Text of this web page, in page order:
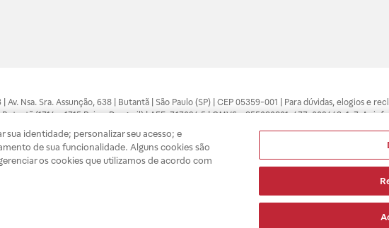
Av. Nsa. Sra. Assunção, 638 | Butantã | São Paulo (SP) | CEP 05359-001 | Para dúvidas, elogios e
(1714 e 1715 Raia e Drogasil) | AFE: 7.17094.5 | CMVS - 355030801-477-002443-1-7. As
pelo profissional da área médica. Somente o médico está apto a diagnosticar qualquer
divulgados no site são válidos apenas para compras feitas pela internet. Maiores
que você possa realizar suas compras com tranquilidade. A privacidade e a segurança dos
nosso estoque.
identidade; personalizar seu acesso; e
de sua funcionalidade. Alguns cookies são
os cookies que utilizamos de acordo com